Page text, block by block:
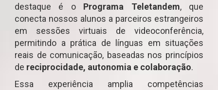
destaque é o Programa Teletandem, que
conecta nossos alunos a parceiros estrangeiros
em sessões virtuais de videoconferência,
permitindo a prática de línguas em situações
reais de comunicação, baseadas nos princípios
de reciprocidade, autonomia e colaboração.
Essa experiência amplia competências